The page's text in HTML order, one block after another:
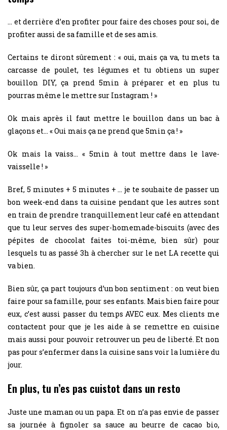
… et derrière d’en profiter pour faire des choses pour soi, de
profiter aussi de sa famille et de ses amis.
Certains te diront sûrement : « oui, mais ça va, tu mets ta
carcasse de poulet, tes légumes et tu obtiens un super
bouillon DIY, ça prend 5min à préparer et en plus tu
pourras même le mettre sur Instagram ! »
Ok mais après il faut mettre le bouillon dans un bac à
glaçons et… « Oui mais ça ne prend que 5min ça ! »
Ok mais la vaiss… « 5min à tout mettre dans le lave-
vaisselle ! »
Bref, 5 minutes + 5 minutes + … je te souhaite de passer un
bon week-end dans ta cuisine pendant que les autres sont
en train de prendre tranquillement leur café en attendant
que tu leur serves des super-homemade-biscuits (avec des
pépites de chocolat faites toi-même, bien sûr) pour
lesquels tu as passé 3h à chercher sur le net LA recette qui
va bien.
Bien sûr, ça part toujours d’un bon sentiment : on veut bien
faire pour sa famille, pour ses enfants. Mais bien faire pour
eux, c’est aussi passer du temps AVEC eux. Mes clients me
contactent pour que je les aide à se remettre en cuisine
mais aussi pour pouvoir retrouver un peu de liberté. Et non
pas pour s’enfermer dans la cuisine sans voir la lumière du
jour.
En plus, tu n’es pas cuistot dans un resto
Juste une maman ou un papa. Et on n’a pas envie de passer
sa journée à fignoler sa sauce au beurre de cacao bio,